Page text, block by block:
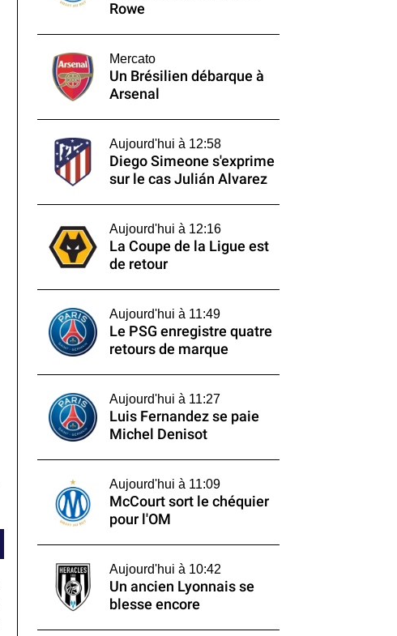
Rowe
Mercato
Un Brésilien débarque à
Arsenal
Aujourd'hui à 12:58
Diego Simeone s'exprime
sur le cas Julián Alvarez
Aujourd'hui à 12:16
La Coupe de la Ligue est
de retour
Aujourd'hui à 11:49
Le PSG enregistre quatre
retours de marque
Aujourd'hui à 11:27
Luis Fernandez se paie
Michel Denisot
Aujourd'hui à 11:09
McCourt sort le chéquier
pour l'OM
Aujourd'hui à 10:42
Un ancien Lyonnais se
blesse encore